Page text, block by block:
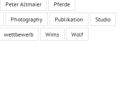
Peter Altmaier Pferde
Photography Publikation Studio
wettbewerb Wims Wolf